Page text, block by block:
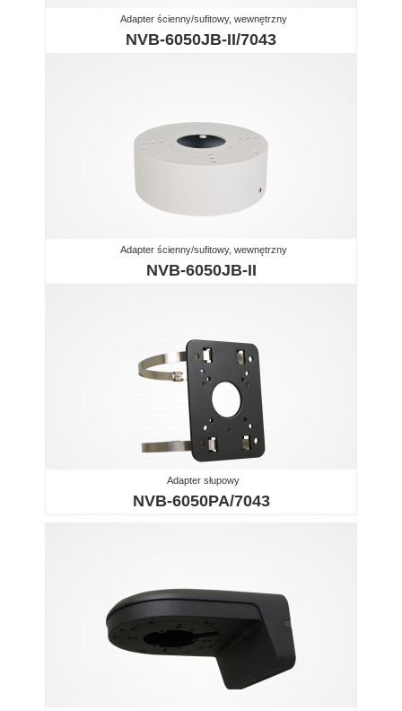
Adapter ścienny/sufitowy, wewnętrzny
NVB-6050JB-II/7043
Adapter ścienny/sufitowy, wewnętrzny
NVB-6050JB-II
Adapter słupowy
NVB-6050PA/7043